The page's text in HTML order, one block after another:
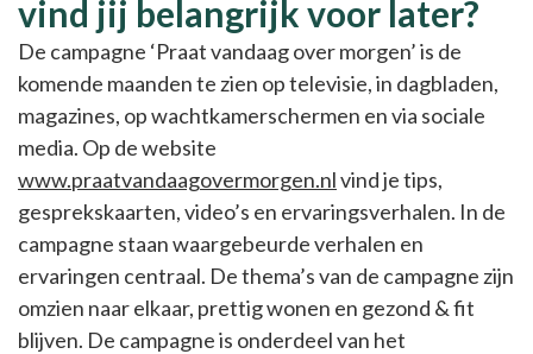
vind jij belangrijk voor later?
De campagne ‘Praat vandaag over morgen’ is de
komende maanden te zien op televisie, in dagbladen,
magazines, op wachtkamerschermen en via sociale
media. Op de website
www.praatvandaagovermorgen.nlvind je tips,
gesprekskaarten, video’s en ervaringsverhalen. In de
campagne staan waargebeurde verhalen en
ervaringen centraal. De thema’s van de campagne zijn
omzien naar elkaar, prettig wonen en gezond & fit
blijven. De campagne is onderdeel van het